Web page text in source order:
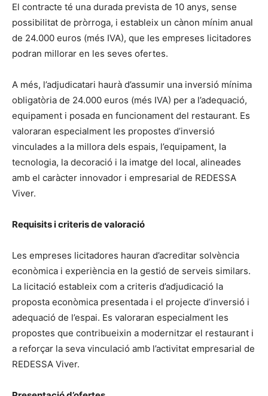
El contracte té una durada prevista de 10 anys, sense
possibilitat de pròrroga, i estableix un cànon mínim anual
de 24.000 euros (més IVA), que les empreses licitadores
podran millorar en les seves ofertes.
A més, l’adjudicatari haurà d’assumir una inversió mínima
obligatòria de 24.000 euros (més IVA) per a l’adequació,
equipament i posada en funcionament del restaurant. Es
valoraran especialment les propostes d’inversió
vinculades a la millora dels espais, l’equipament, la
tecnologia, la decoració i la imatge del local, alineades
amb el caràcter innovador i empresarial de REDESSA
Viver.
Requisits i criteris de valoració
Les empreses licitadores hauran d’acreditar solvència
econòmica i experiència en la gestió de serveis similars.
La licitació estableix com a criteris d’adjudicació la
proposta econòmica presentada i el projecte d’inversió i
adequació de l’espai. Es valoraran especialment les
propostes que contribueixin a modernitzar el restaurant i
a reforçar la seva vinculació amb l’activitat empresarial de
REDESSA Viver.